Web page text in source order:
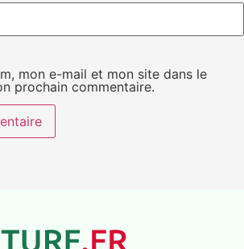
mon e-mail et mon site dans le
prochain commentaire.